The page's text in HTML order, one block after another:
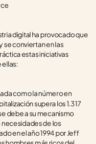
digital ha provocado que
se conviertan en las
estas iniciativas
ellas:
como la número en
supera los 1.317
debe a su mecanismo
de los
en el año 1994 por Jeff